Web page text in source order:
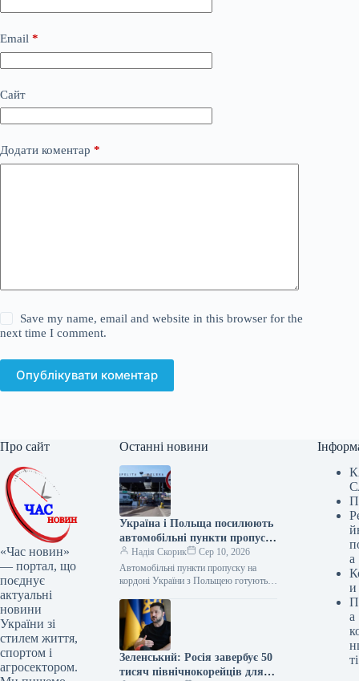
Email *
Сайт
Додати коментар *
Save my name, email and website in this browser for the
next time I comment.
Опублікувати коментар
Про сайт
«Час новин»
— портал, що
поєднує
актуальні
новини
України зі
стилем життя,
спортом і
агросектором.
Останні новини
Україна і Польща посилюють
автомобільні пункти пропуску
для зростання транзиту
Надія Скорик
Сер 10, 2026
Автомобільні пункти пропуску на
кордоні України з Польщею готують
йшлося під час чотиристоронньої
робочої зустрічі…
Зеленський: Росія завербує 50
тисяч північнокорейців для
а
и
а
ті